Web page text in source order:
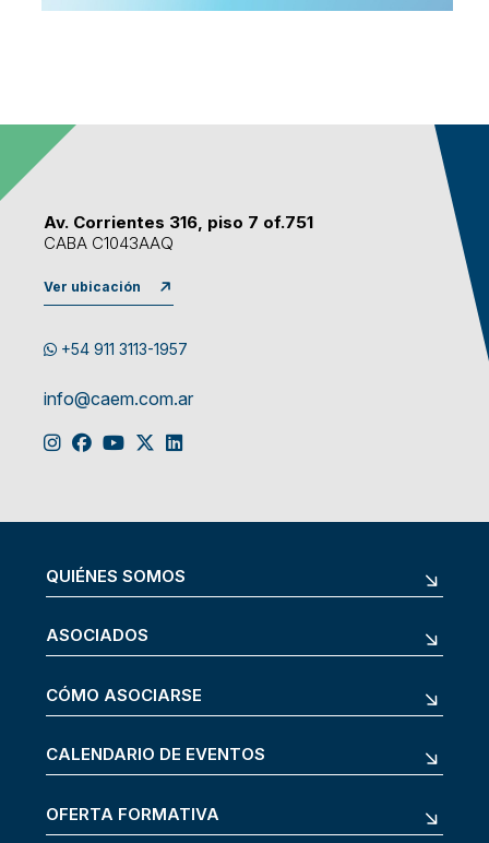
Av. Corrientes 316, piso 7 of.751
CABA C1043AAQ
Ver ubicación
+54 911 3113-1957
info@caem.com.ar
QUIÉNES SOMOS
ASOCIADOS
CÓMO ASOCIARSE
CALENDARIO DE EVENTOS
OFERTA FORMATIVA